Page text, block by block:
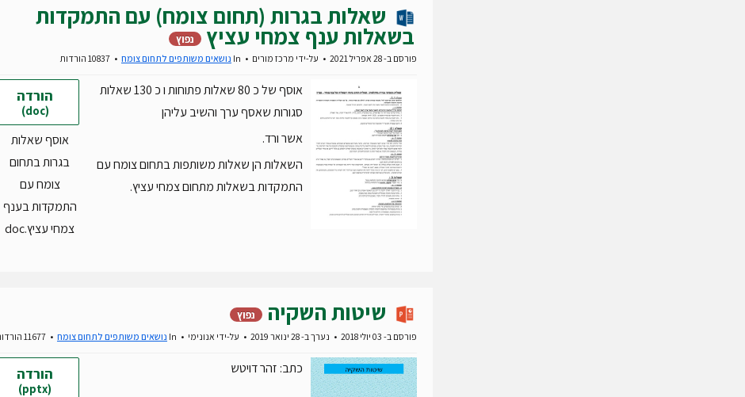
שאלות בגרות (תחום צומח) עם התמקדות
בשאלות ענף צמחי עציץ נפוץ
פורסם ב- 28 אפריל 2021 על-ידי מרכז מורים נושאים משותפים לתחום צומח 10837 הורדות
הורדה
(doc)
אוסף שאלות
בגרות בתחום
צומח עם
התמקדות בענף
צמחי עציץ.doc
אוסף של כ 80 שאלות פתוחות ו כ 130 שאלות
סגורות שאסף ערך והשיב עליהן
אשר ורד.
השאלות הן שאלות משותפות בתחום צומח עם
התמקדות בשאלות מתחום צמחי עציץ.
שיטות השקיה נפוץ
פורסם ב- 03 יולי 2018 נערך ב- 28 ינואר 2019 על-ידי אנונימי נושאים משותפים לתחום צומח 11677 הורדות
הורדה
(pptx)
כתב: זהר דויטש